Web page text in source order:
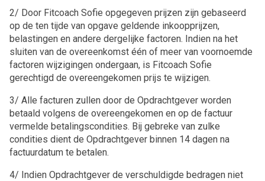
2/ Door Fitcoach Sofie opgegeven prijzen zijn gebaseerd
op de ten tijde van opgave geldende inkoopprijzen,
belastingen en andere dergelijke factoren. Indien na het
sluiten van de overeenkomst één of meer van voornoemde
factoren wijzigingen ondergaan, is Fitcoach Sofie
gerechtigd de overeengekomen prijs te wijzigen.
3/ Alle facturen zullen door de Opdrachtgever worden
betaald volgens de overeengekomen en op de factuur
vermelde betalingscondities. Bij gebreke van zulke
condities dient de Opdrachtgever binnen 14 dagen na
factuurdatum te betalen.
4/ Indien Opdrachtgever de verschuldigde bedragen niet